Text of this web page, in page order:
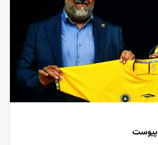
پیوست